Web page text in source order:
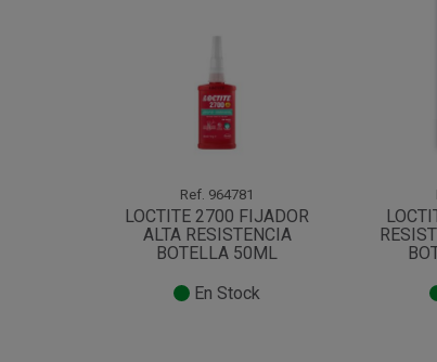
Ref. 964781
LOCTITE 2700 FIJADOR
ALTA RESISTENCIA
BOTELLA 50ML
En Stock